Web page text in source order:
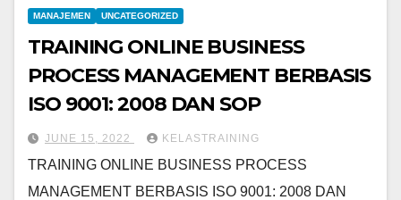
MANAJEMEN UNCATEGORIZED
TRAINING ONLINE BUSINESS
PROCESS MANAGEMENT BERBASIS
ISO 9001: 2008 DAN SOP
JUNE 15, 2022 KELASTRAINING
TRAINING ONLINE BUSINESS PROCESS
MANAGEMENT BERBASIS ISO 9001: 2008 DAN